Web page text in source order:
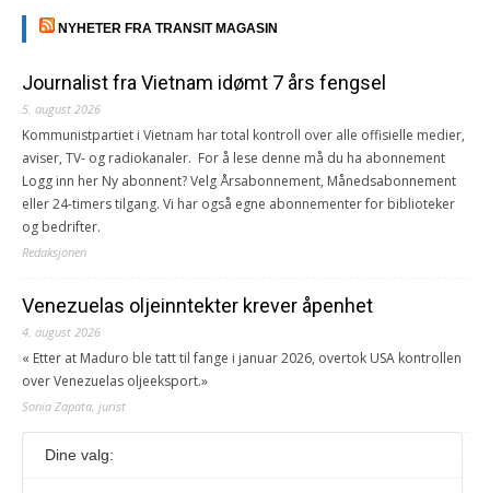
NYHETER FRA TRANSIT MAGASIN
Journalist fra Vietnam idømt 7 års fengsel
5. august 2026
Kommunistpartiet i Vietnam har total kontroll over alle offisielle medier,
aviser, TV- og radiokanaler. For å lese denne må du ha abonnement
Logg inn her Ny abonnent? Velg Årsabonnement, Månedsabonnement
eller 24-timers tilgang. Vi har også egne abonnementer for biblioteker
og bedrifter.
Redaksjonen
Venezuelas oljeinntekter krever åpenhet
4. august 2026
« Etter at Maduro ble tatt til fange i januar 2026, overtok USA kontrollen
over Venezuelas oljeeksport.»
Sonia Zapata, jurist
117,8 millioner er på flukt, en nedgang fra forrige
Dine valg: